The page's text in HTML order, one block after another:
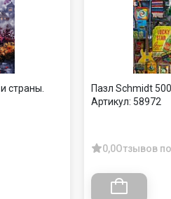
страны.
Пазл Schmidt
Артикул: 58972
0,0Отзывов